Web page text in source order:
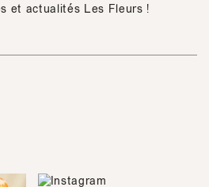
et actualités Les Fleurs !